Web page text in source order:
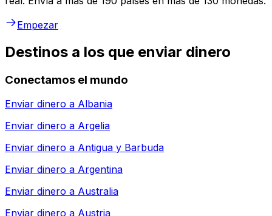
Empezar
Destinos a los que enviar dinero
Conectamos el mundo
Enviar dinero a Albania
Enviar dinero a Argelia
Enviar dinero a Antigua y Barbuda
Enviar dinero a Argentina
Enviar dinero a Australia
Enviar dinero a Austria